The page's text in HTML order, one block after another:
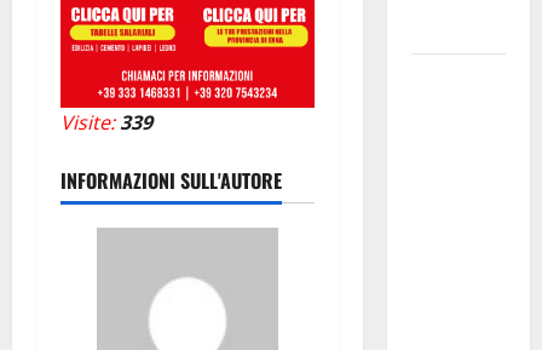
Visite:339
INFORMAZIONI SULL'AUTORE